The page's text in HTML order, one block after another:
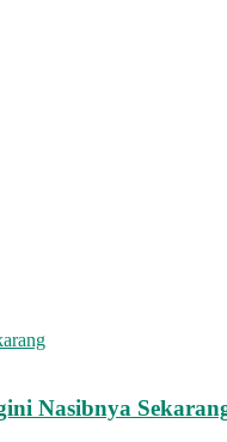
Nasibnya